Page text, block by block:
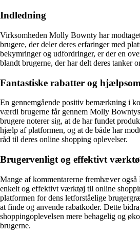
Indledning
Virksomheden Molly Bownty har
brugere, der deler deres erfaringer med
bekymringer og udfordringer, er der en
blandt brugerne, der har delt deres tanker
Fantastiske rabatter og
En gennemgående positiv bemærkning i
værdi brugerne får gennem Molly
brugere noterer sig, at de har fundet
hjælp af platformen, og at de både har
råd til deres online shopping oplevelser.
Brugervenligt og effektivt
Mange af kommentarerne fremhæver
enkelt og effektivt værktøj til online
platformen for dens letforståelige
at finde og anvende rabatkoder. Dette
shoppingoplevelsen mere behagelig og
brugerne.